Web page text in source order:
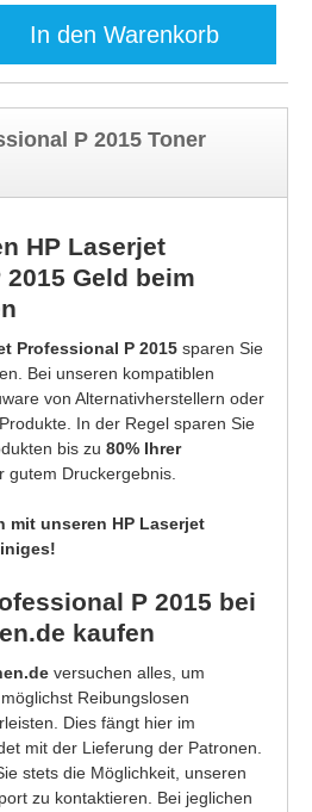
In den Warenkorb
P 2015 Toner
HP Laserjet
Geld beim
Professional P 2015 sparen Sie
Bei unseren kompatiblen
von Alternativherstellern oder
In der Regel sparen Sie
bis zu 80% Ihrer
gutem Druckergebnis.
mit unseren HP Laserjet
P 2015 bei
kaufen
versuchen alles, um
Reibungslosen
Dies fängt hier im
mit der Lieferung der Patronen.
stets die Möglichkeit, unseren
zu kontaktieren. Bei jeglichen